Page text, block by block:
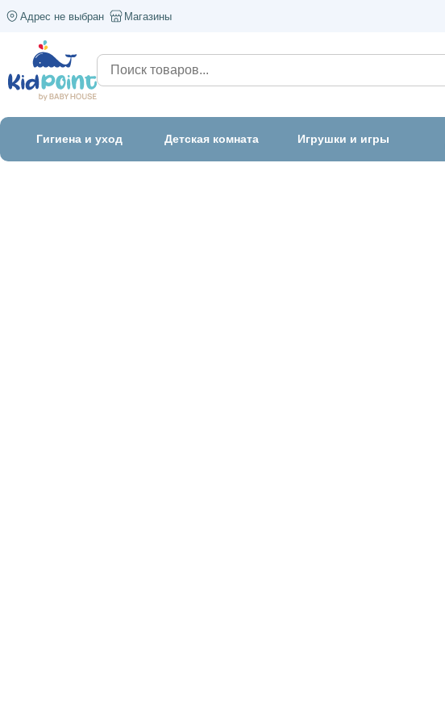
Адрес не выбран Магазины
Гигиена и уход Детская комната Игрушки и игры